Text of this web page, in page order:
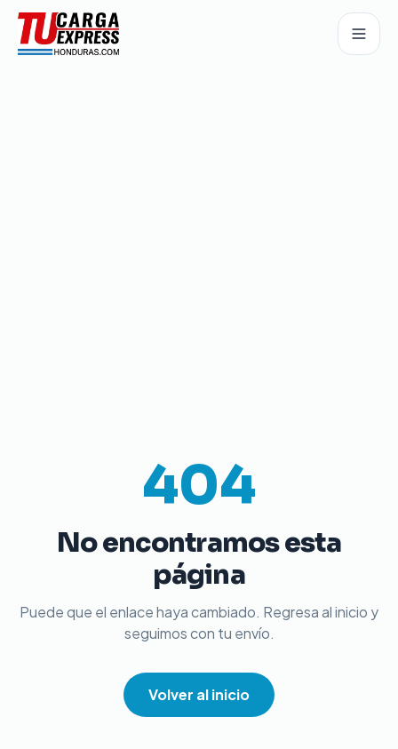
404
No encontramos esta
página
Puede que el enlace haya cambiado. Regresa al inicio y
seguimos con tu envío.
Volver al inicio